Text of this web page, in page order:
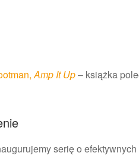
Amp It Up– książka
serię o